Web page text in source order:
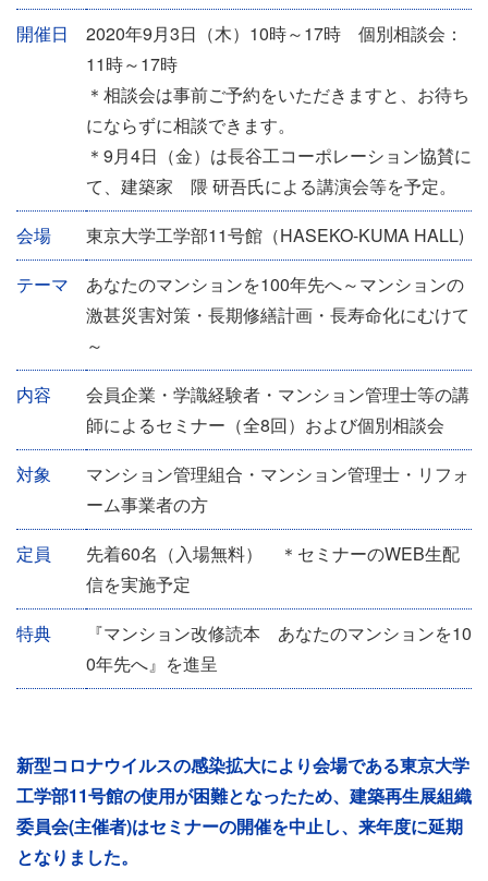
情
報
開催日
2020年9月3日（木）10時～17時 個別相談会：
11時～17時
＊相談会は事前ご予約をいただきますと、お待ち
にならずに相談できます。
＊9月4日（金）は長谷工コーポレーション協賛に
て、建築家 隈 研吾氏による講演会等を予定。
会場
東京大学工学部11号館（HASEKO-KUMA HALL)
テーマ
あなたのマンションを100年先へ～マンションの
激甚災害対策・長期修繕計画・長寿命化にむけて
～
内容
会員企業・学識経験者・マンション管理士等の講
師によるセミナー（全8回）および個別相談会
対象
マンション管理組合・マンション管理士・リフォ
ーム事業者の方
定員
先着60名（入場無料） ＊セミナーのWEB生配
信を実施予定
特典
『マンション改修読本 あなたのマンションを10
0年先へ』を進呈
新型コロナウイルスの感染拡大により会場である東京大学
工学部11号館の使用が困難となったため、建築再生展組織
委員会(主催者)はセミナーの開催を中止し、来年度に延期
となりました。